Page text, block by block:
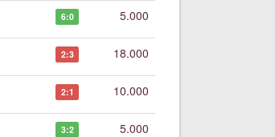
6:0 5.000
2:3 18.000
2:1 10.000
3:2 5.000